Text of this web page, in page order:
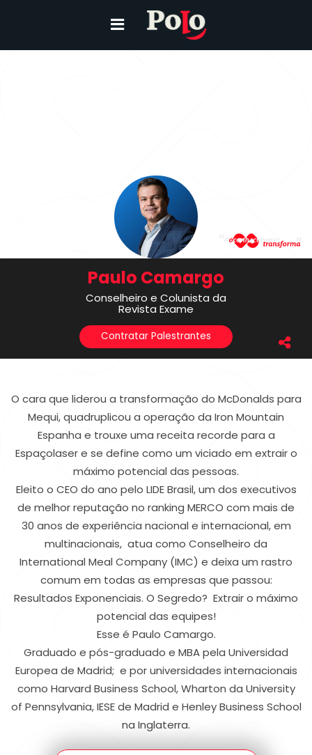
Paulo Camargo
Conselheiro e Colunista da
Revista Exame
Contratar Palestrantes
O cara que liderou a transformação do McDonalds para
Mequi, quadruplicou a operação da Iron Mountain
Espanha e trouxe uma receita recorde para a
Espaçolaser e se define como um viciado em extrair o
máximo potencial das pessoas.
Eleito o CEO do ano pelo LIDE Brasil, um dos executivos
de melhor reputação no ranking MERCO com mais de
30 anos de experiência nacional e internacional, em
multinacionais, atua como Conselheiro da
International Meal Company (IMC) e deixa um rastro
comum em todas as empresas que passou:
Resultados Exponenciais. O Segredo? Extrair o máximo
potencial das equipes!
Esse é Paulo Camargo.
Graduado e pós-graduado e MBA pela Universidad
Europea de Madrid; e por universidades internacionais
como Harvard Business School, Wharton da University
of Pennsylvania, IESE de Madrid e Henley Business School
na Inglaterra.